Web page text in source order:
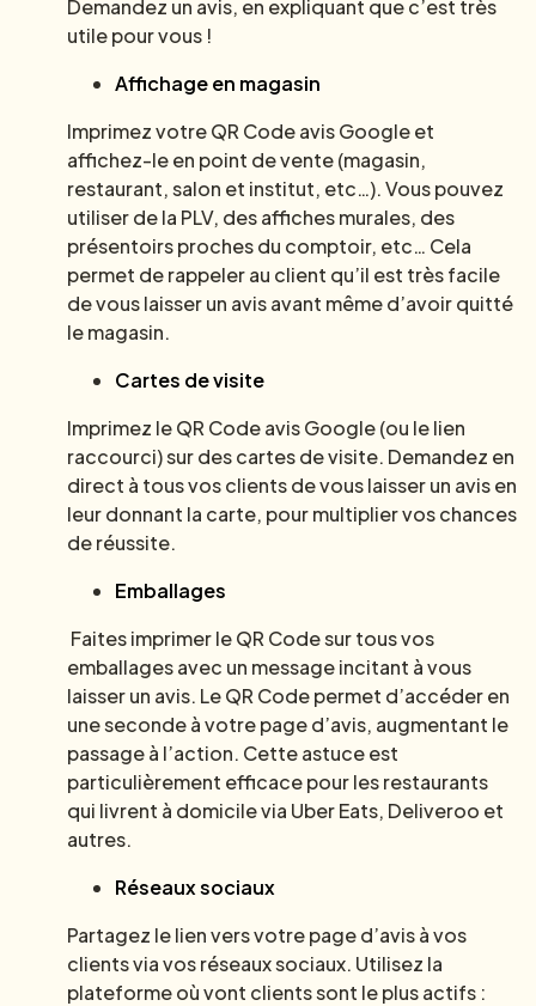
Demandez un avis, en expliquant que c’est très
utile pour vous !
Affichage en magasin
Imprimez votre QR Code avis Google et
affichez-le en point de vente (magasin,
restaurant, salon et institut, etc…). Vous pouvez
utiliser de la PLV, des affiches murales, des
présentoirs proches du comptoir, etc… Cela
permet de rappeler au client qu’il est très facile
de vous laisser un avis avant même d’avoir quitté
le magasin.
Cartes de visite
Imprimez le QR Code avis Google (ou le lien
raccourci) sur des cartes de visite. Demandez en
direct à tous vos clients de vous laisser un avis en
leur donnant la carte, pour multiplier vos chances
de réussite.
Emballages
Faites imprimer le QR Code sur tous vos
emballages avec un message incitant à vous
laisser un avis. Le QR Code permet d’accéder en
une seconde à votre page d’avis, augmentant le
passage à l’action. Cette astuce est
particulièrement efficace pour les restaurants
qui livrent à domicile via Uber Eats, Deliveroo et
autres.
Réseaux sociaux
Partagez le lien vers votre page d’avis à vos
clients via vos réseaux sociaux. Utilisez la
plateforme où vont clients sont le plus actifs :